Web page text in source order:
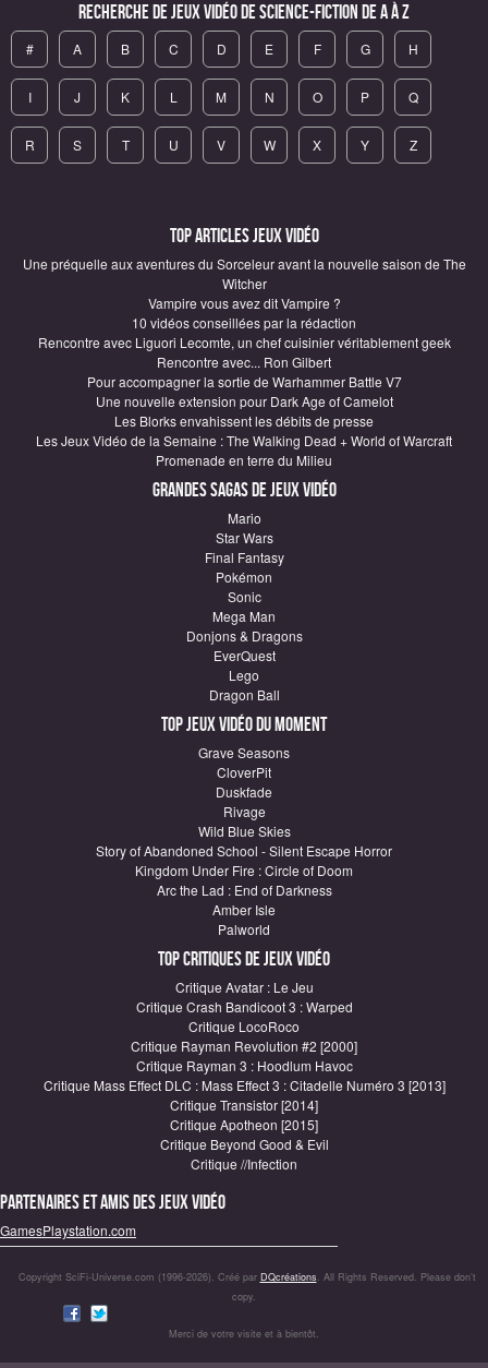
Recherche de Jeux vidéo de science-fiction de A à Z
# A B C D E F G H
I J K L M N O P Q
R S T U V W X Y Z
Top articles Jeux vidéo
Une préquelle aux aventures du Sorceleur avant la nouvelle saison de The
Witcher
Vampire vous avez dit Vampire ?
10 vidéos conseillées par la rédaction
Rencontre avec Liguori Lecomte, un chef cuisinier véritablement geek
Rencontre avec... Ron Gilbert
Pour accompagner la sortie de Warhammer Battle V7
Une nouvelle extension pour Dark Age of Camelot
Les Blorks envahissent les débits de presse
Les Jeux Vidéo de la Semaine : The Walking Dead + World of Warcraft
Promenade en terre du Milieu
Grandes sagas de Jeux vidéo
Mario
Star Wars
Final Fantasy
Pokémon
Sonic
Mega Man
Donjons & Dragons
EverQuest
Lego
Dragon Ball
Top Jeux vidéo du moment
Grave Seasons
CloverPit
Duskfade
Rivage
Wild Blue Skies
Story of Abandoned School - Silent Escape Horror
Kingdom Under Fire : Circle of Doom
Arc the Lad : End of Darkness
Amber Isle
Palworld
Top critiques de Jeux vidéo
Critique Avatar : Le Jeu
Critique Crash Bandicoot 3 : Warped
Critique LocoRoco
Critique Rayman Revolution #2 [2000]
Critique Rayman 3 : Hoodlum Havoc
Critique Mass Effect DLC : Mass Effect 3 : Citadelle Numéro 3 [2013]
Critique Transistor [2014]
Critique Apotheon [2015]
Critique Beyond Good & Evil
Critique //Infection
Partenaires et amis des jeux vidéo
GamesPlaystation.com
Copyright SciFi-Universe.com (1996-2026). Créé par DQcréations. All Rights Reserved. Please don’t
copy.
Merci de votre visite et à bientôt.